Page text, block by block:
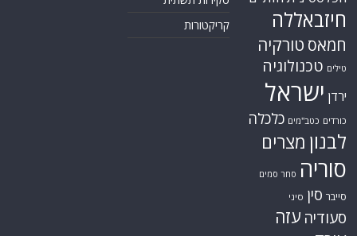
חיזבאללה
חמאס טורקיה
טילים טכנולוגיה
ירדן ישראל
כורדים כטב"מים כלכלה
לבנון מצרים
סוריה סחר סמים
סייבר סין סיני
סעודיה עזה
קריקטורות